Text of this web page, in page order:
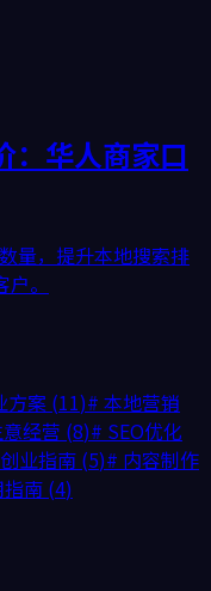
：华人商家口
量，提升本地搜索排
。
方案 (11)# 本地营销
经营 (8)# SEO优化
创业指南 (5)# 内容制作
南 (4)